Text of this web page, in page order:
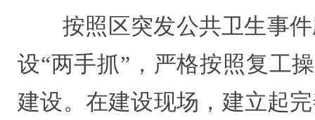
按照区突发公共卫生事
设“两手抓”，严格按照复工
建设。在建设现场，建立起